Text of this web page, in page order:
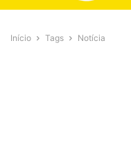
Início Tags Notícia